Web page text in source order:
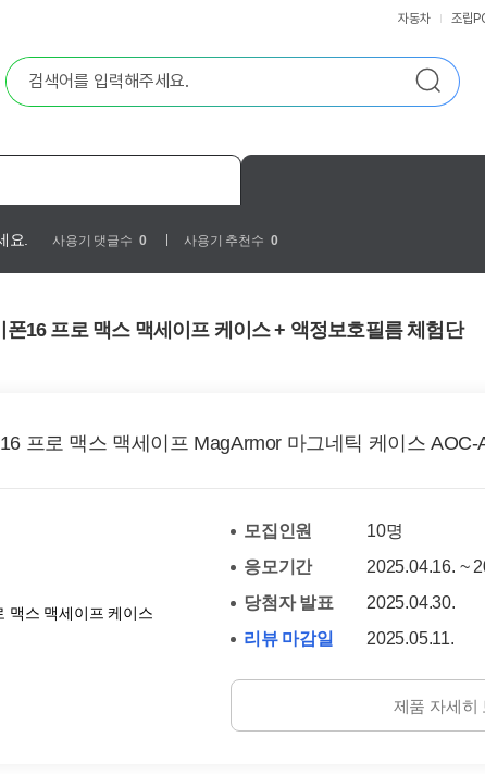
자동차 조립
요. 사용기 댓글수 0 사용기 추천수 0
16 프로 맥스 맥세이프 케이스 + 액정보호필름 체험단
프로 맥스 맥세이프 MagArmor 마그네틱 케이스 AOC-
모집인원
10명
응모기간
2025.04.16. ~
당첨자 발표
2025.04.30.
리뷰 마감일
2025.05.11.
제품 자세히